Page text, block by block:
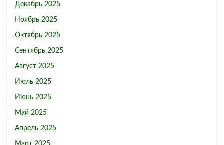
Декабрь 2025
Ноябрь 2025
Октябрь 2025
Сентябрь 2025
Август 2025
Июль 2025
Июнь 2025
Май 2025
Апрель 2025